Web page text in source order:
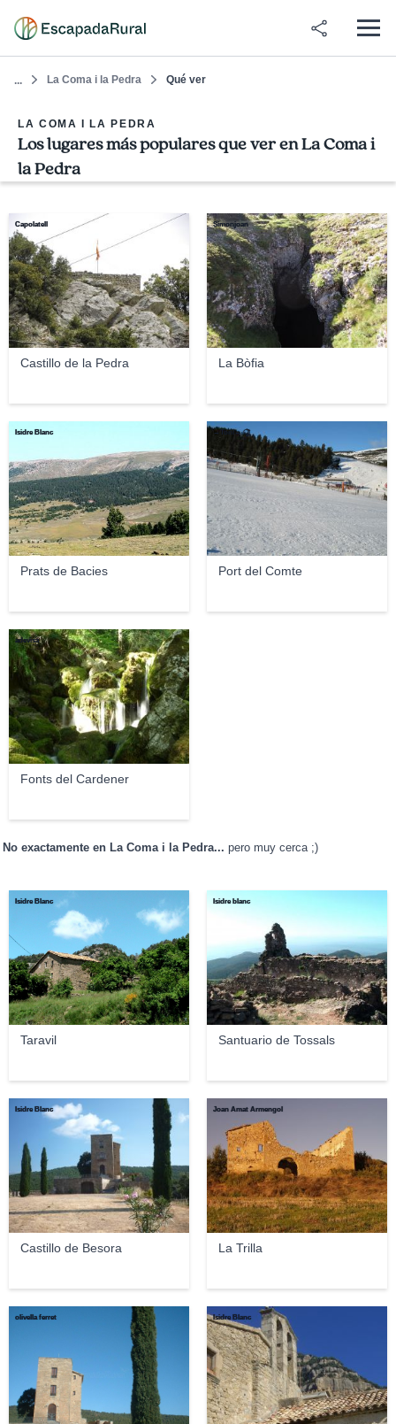
... La Coma i la Pedra Qué ver
LA COMA I LA PEDRA
Los lugares más populares que ver en La Coma i
la Pedra
Castillo de la Pedra
Capolatell
La Bòfia
Simonjoan
Prats de Bacies
Isidre Blanc
Port del Comte
→Toni← ৣৗ
Fonts del Cardener
adevisa
No exactamente en La Coma i la Pedra... pero muy cerca ;)
Taravil
Isidre Blanc
Santuario de Tossals
Isidre blanc
Castillo de Besora
Isidre Blanc
La Trilla
Joan Amat Armengol
olivella ferret Isidre Blanc